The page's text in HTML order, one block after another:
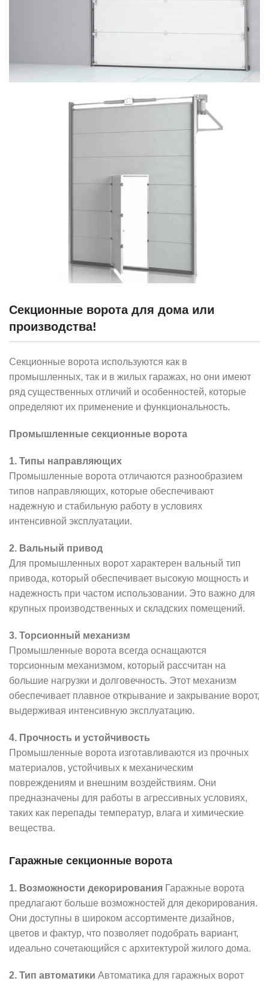
Секционные ворота для дома или
производства!
Секционные ворота используются как в
промышленных, так и в жилых гаражах, но они имеют
ряд существенных отличий и особенностей, которые
определяют их применение и функциональность.
Промышленные секционные ворота
1. Типы направляющих
Промышленные ворота отличаются разнообразием
типов направляющих, которые обеспечивают
надежную и стабильную работу в условиях
интенсивной эксплуатации.
2. Вальный привод
Для промышленных ворот характерен вальный тип
привода, который обеспечивает высокую мощность и
надежность при частом использовании. Это важно для
крупных производственных и складских помещений.
3. Торсионный механизм
Промышленные ворота всегда оснащаются
торсионным механизмом, который рассчитан на
большие нагрузки и долговечность. Этот механизм
обеспечивает плавное открывание и закрывание ворот,
выдерживая интенсивную эксплуатацию.
4. Прочность и устойчивость
Промышленные ворота изготавливаются из прочных
материалов, устойчивых к механическим
повреждениям и внешним воздействиям. Они
предназначены для работы в агрессивных условиях,
таких как перепады температур, влага и химические
вещества.
Гаражные секционные ворота
1. Возможности декорирования Гаражные ворота
предлагают больше возможностей для декорирования.
Они доступны в широком ассортименте дизайнов,
цветов и фактур, что позволяет подобрать вариант,
идеально сочетающийся с архитектурой жилого дома.
2. Тип автоматики Автоматика для гаражных ворот